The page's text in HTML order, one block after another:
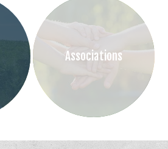
Associations